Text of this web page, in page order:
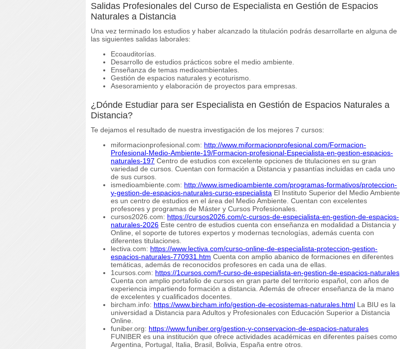
Salidas Profesionales del Curso de Especialista en Gestión de Espacios
Naturales a Distancia
Una vez terminado los estudios y haber alcanzado la titulación podrás desarrollarte en alguna de
las siguientes salidas laborales:
Ecoauditorías.
Desarrollo de estudios prácticos sobre el medio ambiente.
Enseñanza de temas medioambientales.
Gestión de espacios naturales y ecoturismo.
Asesoramiento y elaboración de proyectos para empresas.
¿Dónde Estudiar para ser Especialista en Gestión de Espacios Naturales a
Distancia?
Te dejamos el resultado de nuestra investigación de los mejores 7 cursos:
miformacionprofesional.com: http://www.miformacionprofesional.com/Formacion-
Profesional-Medio-Ambiente-19/Formacion-profesional-Especialista-en-gestion-espacios-
naturales-197 Centro de estudios con excelente opciones de titulaciones en su gran
variedad de cursos. Cuentan con formación a Distancia y pasantías incluidas en cada uno
de sus cursos.
ismedioambiente.com: http://www.ismedioambiente.com/programas-formativos/proteccion-
y-gestion-de-espacios-naturales-curso-especialista El Instituto Superior del Medio Ambiente
es un centro de estudios en el área del Medio Ambiente. Cuentan con excelentes
profesores y programas de Máster y Cursos Profesionales.
cursos2026.com: https://cursos2026.com/c-cursos-de-especialista-en-gestion-de-espacios-
naturales-2026 Este centro de estudios cuenta con enseñanza en modalidad a Distancia y
Online, el soporte de tutores expertos y modernas tecnologías, además cuenta con
diferentes titulaciones.
lectiva.com: https://www.lectiva.com/curso-online-de-especialista-proteccion-gestion-
espacios-naturales-770931.htm Cuenta con amplio abanico de formaciones en diferentes
temáticas, además de reconocidos profesores en cada una de ellas.
1cursos.com: https://1cursos.com/f-curso-de-especialista-en-gestion-de-espacios-naturales
Cuenta con amplio portafolio de cursos en gran parte del territorio español, con años de
experiencia impartiendo formación a distancia. Además de ofrecer enseñanza de la mano
de excelentes y cualificados docentes.
bircham.info: https://www.bircham.info/gestion-de-ecosistemas-naturales.html La BIU es la
universidad a Distancia para Adultos y Profesionales con Educación Superior a Distancia
Online.
funiber.org: https://www.funiber.org/gestion-y-conservacion-de-espacios-naturales
FUNIBER es una institución que ofrece actividades académicas en diferentes países como
Argentina, Portugal, Italia, Brasil, Bolivia, España entre otros.